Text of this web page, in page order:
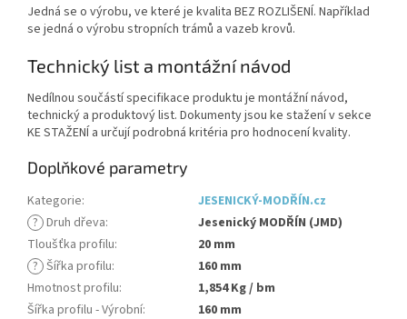
Jedná se o výrobu, ve které je kvalita BEZ ROZLIŠENÍ. Například
se jedná o výrobu stropních trámů a vazeb krovů.
Technický list a montážní návod
Nedílnou součástí specifikace produktu je montážní návod,
technický a produktový list. Dokumenty jsou ke stažení v sekce
KE STAŽENÍ a určují podrobná kritéria pro hodnocení kvality.
Doplňkové parametry
Kategorie:
JESENICKÝ-MODŘÍN.cz
? Druh dřeva:
Jesenický MODŘÍN (JMD)
Tloušťka profilu:
20 mm
? Šířka profilu:
160 mm
Hmotnost profilu:
1,854 Kg / bm
Šířka profilu - Výrobní:
160 mm